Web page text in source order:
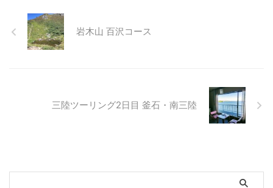
岩木山 百沢コース
三陸ツーリング2日目 釜石・南三陸